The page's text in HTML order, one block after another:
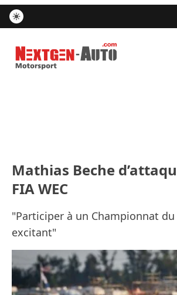
Nextgen-Auto.com
Mathias Beche
FIA WEC
"Participer à un Championnat
excitant"